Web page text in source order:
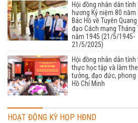
Hội đồng nhân dân tỉnh
hương Kỷ niệm 80 năm
Bác Hồ về Tuyên
đạo Cách mạng Tháng
năm 1945 (21/5/1945-
21/5/2025)
Hội đồng nhân dân
thực học tập và làm
tưởng, đạo đức, phong
Hồ Chí Minh
HOẠT ĐỘNG KỲ HỌP HĐND